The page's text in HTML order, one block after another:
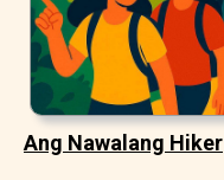
Ang Nawalang Hiker